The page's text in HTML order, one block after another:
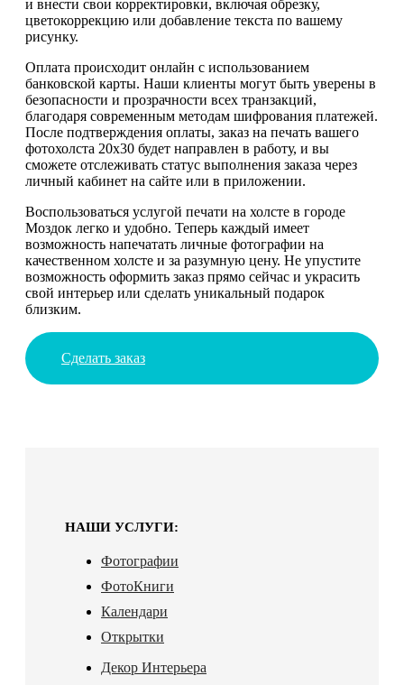
и внести свои корректировки, включая обрезку,
цветокоррекцию или добавление текста по вашему
рисунку.
Оплата происходит онлайн с использованием
банковской карты. Наши клиенты могут быть уверены в
безопасности и прозрачности всех транзакций,
благодаря современным методам шифрования платежей.
После подтверждения оплаты, заказ на печать вашего
фотохолста 20х30 будет направлен в работу, и вы
сможете отслеживать статус выполнения заказа через
личный кабинет на сайте или в приложении.
Воспользоваться услугой печати на холсте в городе
Моздок легко и удобно. Теперь каждый имеет
возможность напечатать личные фотографии на
качественном холсте и за разумную цену. Не упустите
возможность оформить заказ прямо сейчас и украсить
свой интерьер или сделать уникальный подарок
близким.
Сделать заказ
НАШИ УСЛУГИ:
Фотографии
ФотоКниги
Календари
Открытки
Декор Интерьера